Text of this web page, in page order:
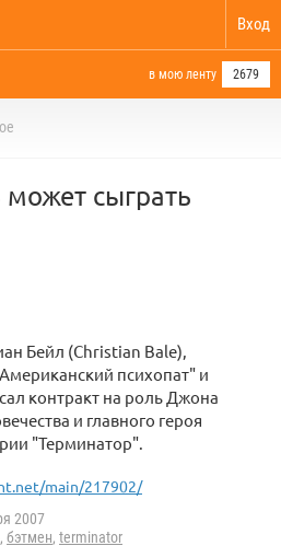
Вход
в мою ленту 2679
сыграть
Бейл (Christian Bale),
психопат" и
контракт на роль Джона
и главного героя
"Терминатор".
main/217902/
2007
, бэтмен, terminator